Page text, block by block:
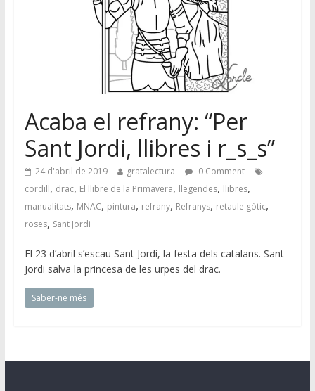
Acaba el refrany: “Per
Sant Jordi, llibres i r_s_s”
24 d'abril de 2019 gratalectura
0 Comment
cordill, drac, El llibre de la Primavera, llegendes, llibres,
manualitats, MNAC, pintura, refrany, Refranys, retaule gòtic,
roses, Sant Jordi
El 23 d’abril s’escau Sant Jordi, la festa dels catalans. Sant
Jordi salva la princesa de les urpes del drac.
Saber-ne més